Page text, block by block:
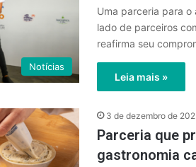
Notícias
Uma parceria para o
lado de parceiros
reafirma seu
Leia mais »
3 de dezembro de
Parceria que
gastronomia